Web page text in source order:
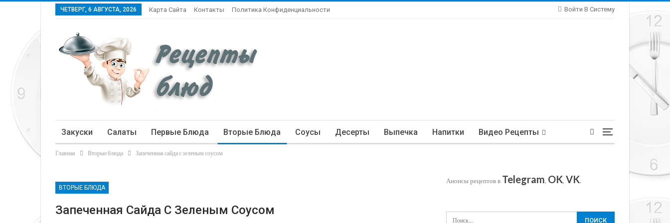
Войти В Систему
ЧЕТВЕРГ, 6 АВГУСТА, 2026 Карта Сайта Контакты Политика Конфиденциальности
Закуски Салаты Первые Блюда Вторые Блюда Соусы Десерты Выпечка Напитки Видео Рецепты
Статьи
Главная Вторые блюда Запеченная сайда с зеленым соусом
ВТОРЫЕ БЛЮДА
Запеченная Сайда С Зеленым Соусом
Анонсы рецептов в Telegram, OK, VK.